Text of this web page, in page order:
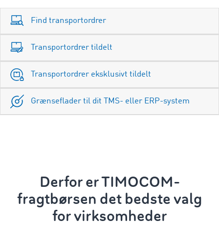
Find transportordrer
Transportordrer tildelt
Transportordrer eksklusivt tildelt
Grænseflader til dit TMS- eller ERP-system
Derfor er TIMOCOM-
fragtbørsen det bedste valg
for virksomheder